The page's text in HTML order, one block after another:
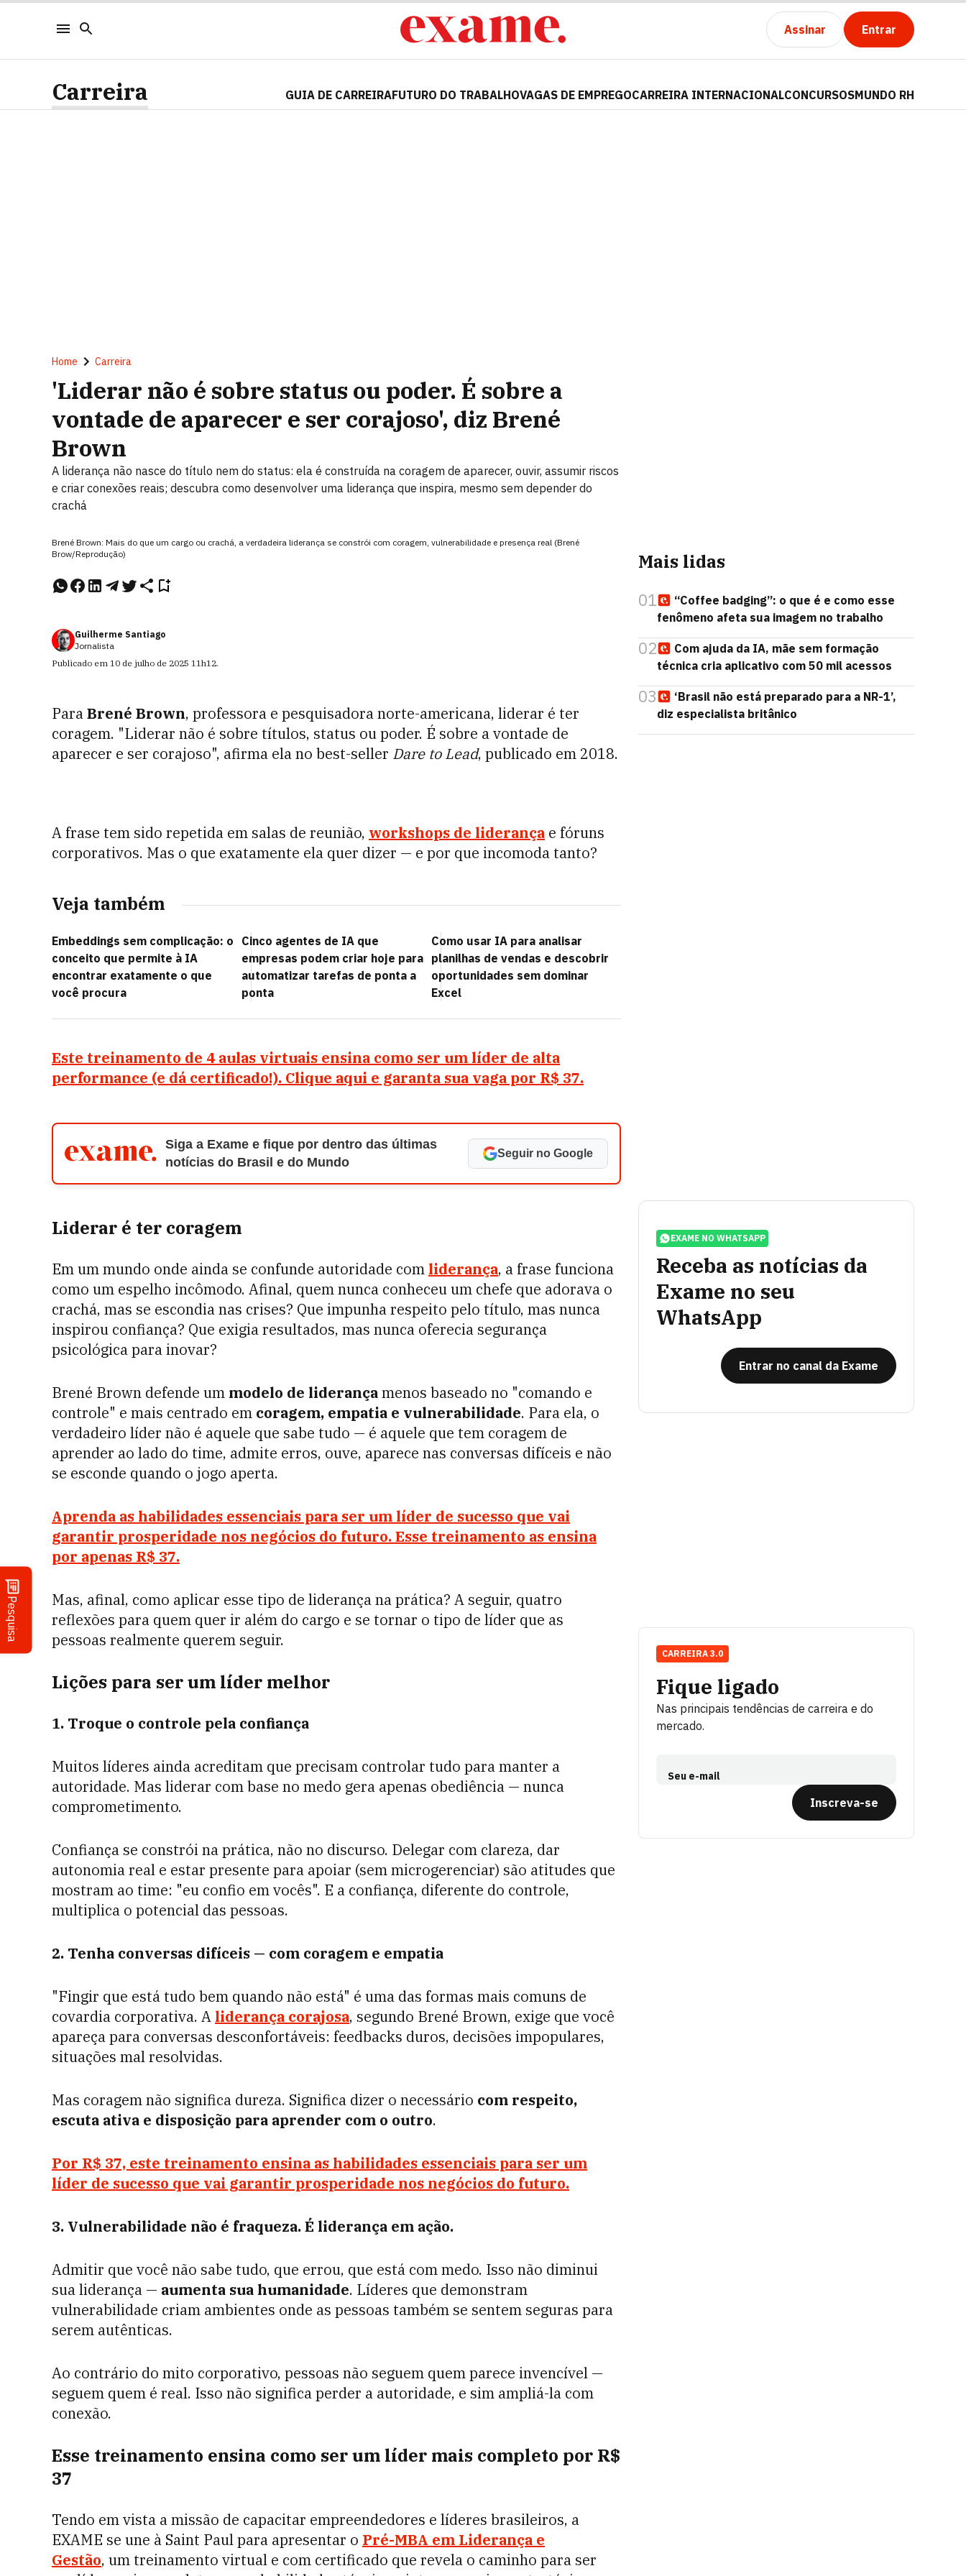
Assinar Entrar
Pesquisa
Carreira GUIA DE CARREIRAFUTURO DO TRABALHOVAGAS DE EMPREGOCARREIRA INTERNACIONALCONCURSOSMUNDO RH
Home Carreira
'Liderar não é sobre status ou poder. É sobre a
vontade de aparecer e ser corajoso', diz Brené
Brown
A liderança não nasce do título nem do status: ela é construída na coragem de aparecer, ouvir, assumir riscos
e criar conexões reais; descubra como desenvolver uma liderança que inspira, mesmo sem depender do
crachá
Brené Brown: Mais do que um cargo ou crachá, a verdadeira liderança se constrói com coragem, vulnerabilidade e presença real (Brené
Brow/Reprodução)
Guilherme Santiago
Jornalista
Publicado em 10 de julho de 2025 11h12.
ParaBrené Brown, professora e pesquisadora norte-americana, liderar é ter
coragem. "Liderar não é sobre títulos, status ou poder. É sobre a vontade de
aparecer e ser corajoso", afirma ela no best-seller Dare to Lead, publicado em 2018.
A frase tem sido repetida em salas de reunião, workshops de liderança e fóruns
corporativos. Mas o que exatamente ela quer dizer — e por que incomoda tanto?
Veja também
Embeddings sem complicação: o
conceito que permite à IA
encontrar exatamente o que
você procura
Cinco agentes de IA que
empresas podem criar hoje para
automatizar tarefas de ponta a
ponta
Como usar IA para analisar
planilhas de vendas e descobrir
oportunidades sem dominar
Excel
Este treinamento de 4 aulas virtuais ensina como ser um líder de alta
performance (e dá certificado!). Clique aqui e garanta sua vaga por R$ 37.
Siga a Exame e fique por dentro das últimas
notícias do Brasil e do Mundo
Seguir no Google
Liderar é ter coragem
Em um mundo onde ainda se confunde autoridade com liderança, a frase funciona
como um espelho incômodo. Afinal, quem nunca conheceu um chefe que adorava o
crachá, mas se escondia nas crises? Que impunha respeito pelo título, mas nunca
inspirou confiança? Que exigia resultados, mas nunca oferecia segurança
psicológica para inovar?
Brené Brown defende um modelo de liderançamenos baseado no "comando e
controle" e mais centrado em coragem, empatia e vulnerabilidade. Para ela, o
verdadeiro líder não é aquele que sabe tudo — é aquele que tem coragem de
aprender ao lado do time, admite erros, ouve, aparece nas conversas difíceis e não
se esconde quando o jogo aperta.
Aprenda as habilidades essenciais para ser um líder de sucesso que vai
garantir prosperidade nos negócios do futuro. Esse treinamento as ensina
por apenas R$ 37.
Mas, afinal, como aplicar esse tipo de liderança na prática? A seguir, quatro
reflexões para quem quer ir além do cargo e se tornar o tipo de líder que as
pessoas realmente querem seguir.
Lições para ser um líder melhor
1. Troque o controle pela confiança
Muitos líderes ainda acreditam que precisam controlar tudo para manter a
autoridade. Mas liderar com base no medo gera apenas obediência — nunca
comprometimento.
Confiança se constrói na prática, não no discurso. Delegar com clareza, dar
autonomia real e estar presente para apoiar (sem microgerenciar) são atitudes que
mostram ao time: "eu confio em vocês". E a confiança, diferente do controle,
multiplica o potencial das pessoas.
2. Tenha conversas difíceis — com coragem e empatia
"Fingir que está tudo bem quando não está" é uma das formas mais comuns de
covardia corporativa. A liderança corajosa, segundo Brené Brown, exige que você
apareça para conversas desconfortáveis: feedbacks duros, decisões impopulares,
situações mal resolvidas.
Mas coragem não significa dureza. Significa dizer o necessário com respeito,
escuta ativa e disposição para aprender com o outro.
Por R$ 37, este treinamento ensina as habilidades essenciais para ser um
líder de sucesso que vai garantir prosperidade nos negócios do futuro.
3. Vulnerabilidade não é fraqueza. É liderança em ação.
Admitir que você não sabe tudo, que errou, que está com medo. Isso não diminui
sua liderança — aumenta sua humanidade. Líderes que demonstram
vulnerabilidade criam ambientes onde as pessoas também se sentem seguras para
serem autênticas.
Ao contrário do mito corporativo, pessoas não seguem quem parece invencível —
seguem quem é real. Isso não significa perder a autoridade, e sim ampliá-la com
conexão.
Esse treinamento ensina como ser um líder mais completo por R$
37
Tendo em vista a missão de capacitar empreendedores e líderes brasileiros, a
EXAME se une à Saint Paul para apresentar o Pré-MBA em Liderança e
Gestão, um treinamento virtual e com certificado que revela o caminho para ser
Mais lidas
01
“Coffee badging”: o que é e como esse
fenômeno afeta sua imagem no trabalho
02
Com ajuda da IA, mãe sem formação
técnica cria aplicativo com 50 mil acessos
03
‘Brasil não está preparado para a NR-1’,
diz especialista britânico
EXAME NO WHATSAPP
Receba as notícias da
Exame no seu
WhatsApp
Entrar no canal da Exame
Fique ligado
Nas principais tendências de carreira e do
mercado.
Seu e-mail
Inscreva-se
CARREIRA 3.0